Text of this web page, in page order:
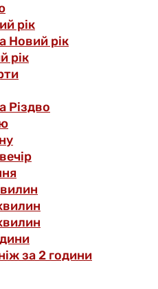
рік
Новий рік
рік
Різдво
за 2 години